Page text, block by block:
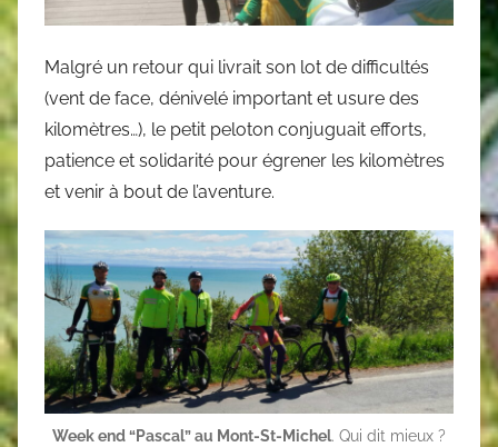
Malgré un retour qui livrait son lot de difficultés
(vent de face, dénivelé important et usure des
kilomètres…), le petit peloton conjuguait efforts,
patience et solidarité pour égrener les kilomètres
et venir à bout de l’aventure.
Week end “Pascal” au Mont-St-Michel. Qui dit mieux ?